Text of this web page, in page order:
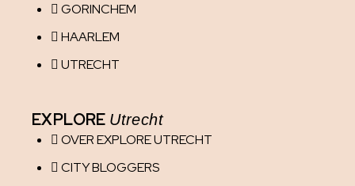
GORINCHEM
HAARLEM
UTRECHT
EXPLORE Utrecht
OVER EXPLORE UTRECHT
CITY BLOGGERS